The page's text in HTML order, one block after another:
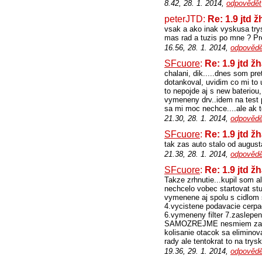
8.42, 28. 1. 2014, odpovědět
peterJTD: Re: 1.9 jtd
vsak a ako inak vyskusa
mas rad a tuzis po mne ?
16.56, 28. 1. 2014,
SFcuore: Re: 1.9 jtd
chalani, dik.....dnes som
dotankoval, uvidim co mi to
to nepojde aj s new
vymeneny drv..idem na
sa mi moc nechce....ale ak
21.30, 28. 1. 2014,
SFcuore: Re: 1.9 jtd
tak zas auto stalo od
21.38, 28. 1. 2014,
SFcuore: Re: 1.9 jtd
Takze zrhnutie...kupil som
nechcelo vobec startovat
vymenene aj spolu s
4.vycistene podavacie
6.vymeneny filter
SAMOZREJME nesmiem
kolisanie otacok sa
rady ale tentokrat to na
19.36, 29. 1. 2014,